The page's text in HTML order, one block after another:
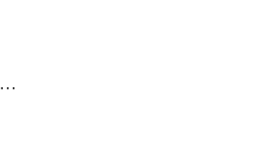
义韬所召开“律师行业突出问题专项治理动员部署大会”